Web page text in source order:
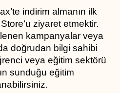
indirim almanın ilk
ziyaret etmektir.
kampanyalar veya
doğrudan bilgi sahibi
veya eğitim sektörü
sunduğu eğitim